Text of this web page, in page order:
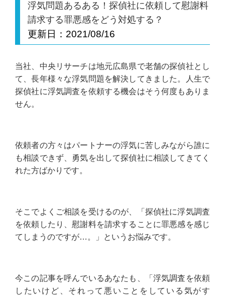
浮気問題あるある！探偵社に依頼して慰謝料
請求する罪悪感をどう対処する？
更新日： 2021/08/16
当社、中央リサーチは地元広島県で老舗の探偵社とし
て、長年様々な浮気問題を解決してきました。人生で
探偵社に浮気調査を依頼する機会はそう何度もありま
せん。
依頼者の方々はパートナーの浮気に苦しみながら誰に
も相談できず、勇気を出して探偵社に相談してきてく
れた方ばかりです。
そこでよくご相談を受けるのが、「探偵社に浮気調査
を依頼したり、慰謝料を請求することに罪悪感を感じ
てしまうのですが…。」というお悩みです。
今この記事を呼んでいるあなたも、「浮気調査を依頼
したいけど、それって悪いことをしている気がす